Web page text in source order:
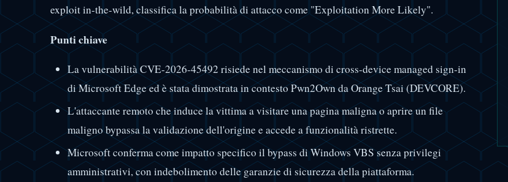
exploit in-the-wild, classifica la probabilità di attacco come "Exploitation More Likely".
Punti chiave
La vulnerabilità CVE-2026-45492 risiede nel meccanismo di cross-device managed sign-in
di Microsoft Edge ed è stata dimostrata in contesto Pwn2Own da Orange Tsai (DEVCORE).
L'attaccante remoto che induce la vittima a visitare una pagina maligna o aprire un file
maligno bypassa la validazione dell'origine e accede a funzionalità ristrette.
Microsoft conferma come impatto specifico il bypass di Windows VBS senza privilegi
amministrativi, con indebolimento delle garanzie di sicurezza della piattaforma.